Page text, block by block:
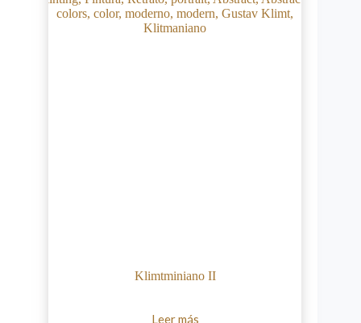
Klimtminiano II
Leer más